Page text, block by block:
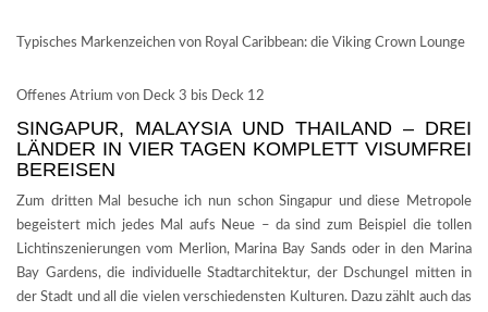
Typisches Markenzeichen von Royal Caribbean: die Viking Crown Lounge
Offenes Atrium von Deck 3 bis Deck 12
SINGAPUR, MALAYSIA UND THAILAND – DREI
LÄNDER IN VIER TAGEN KOMPLETT VISUMFREI
BEREISEN
Zum dritten Mal besuche ich nun schon Singapur und diese Metropole
begeistert mich jedes Mal aufs Neue – da sind zum Beispiel die tollen
Lichtinszenierungen vom Merlion, Marina Bay Sands oder in den Marina
Bay Gardens, die individuelle Stadtarchitektur, der Dschungel mitten in
der Stadt und all die vielen verschiedensten Kulturen. Dazu zählt auch das